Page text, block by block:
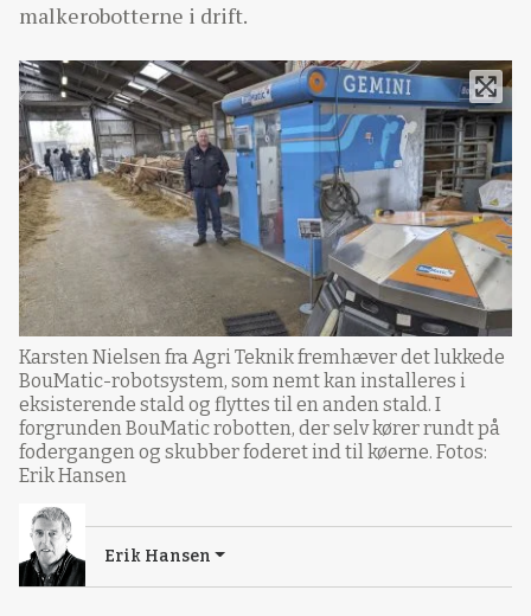
malkerobotterne i drift.
Karsten Nielsen fra Agri Teknik fremhæver det lukkede
BouMatic-robotsystem, som nemt kan installeres i
eksisterende stald og flyttes til en anden stald. I
forgrunden BouMatic robotten, der selv kører rundt på
fodergangen og skubber foderet ind til køerne. Fotos:
Erik Hansen
Erik Hansen